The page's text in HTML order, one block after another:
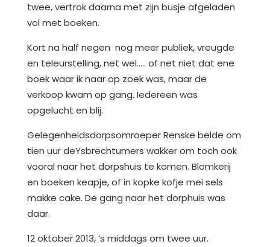
twee, vertrok daarna met zijn busje afgeladen
vol met boeken.
Kort na half negen nog meer publiek, vreugde
en teleurstelling, net wel….. of net niet dat ene
boek waar ik naar op zoek was, maar de
verkoop kwam op gang. Iedereen was
opgelucht en blij.
Gelegenheidsdorpsomroeper Renske belde om
tien uur deYsbrechtumers wakker om toch ook
vooral naar het dorpshuis te komen. Blomkerij
en boeken keapje, of in kopke kofje mei sels
makke cake. De gang naar het dorphuis was
daar.
12 oktober 2013, ’s middags om twee uur.